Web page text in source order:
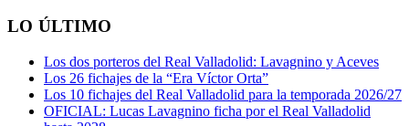
LO ÚLTIMO
Los dos porteros del Real Valladolid: Lavagnino y Aceves
Los 26 fichajes de la “Era Víctor Orta”
Los 10 fichajes del Real Valladolid para la temporada 2026/27
OFICIAL: Lucas Lavagnino ficha por el Real Valladolid